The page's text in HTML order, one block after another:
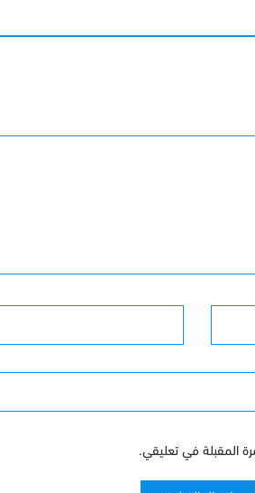
المقبلة في تعليقي.